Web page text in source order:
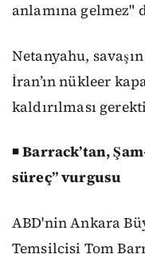
anlamına gelmez"
Netanyahu,
İran’ın nükleer
kaldırılması
◾Barrack’tan,
süreç” vurgusu
ABD'nin Ankara
Temsilcisi Tom